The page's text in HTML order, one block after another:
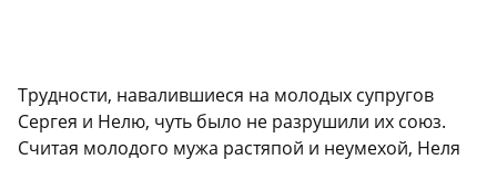
Трудности, навалившиеся на молодых супругов
Сергея и Нелю, чуть было не разрушили их союз.
Считая молодого мужа растяпой и неумехой, Неля